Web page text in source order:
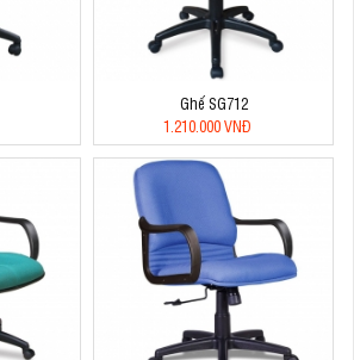
Ghế SG712
1.210.000 VNĐ